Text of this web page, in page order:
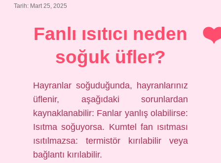
Tarih: Mart 25, 2025
Fanlı ısıtıcı neden
soğuk üfler?
Hayranlar soğuduğunda, hayranlarınız
üflenir, aşağıdaki sorunlardan
kaynaklanabilir: Fanlar yanlış olabilirse:
Isıtma soğuyorsa. Kumtel fan ısıtması
ısıtılmazsa: termistör kırılabilir veya
bağlantı kırılabilir.